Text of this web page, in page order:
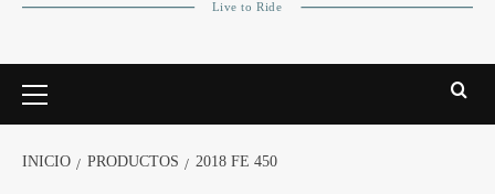
INICIO PRODUCTOS 2018 FE 450